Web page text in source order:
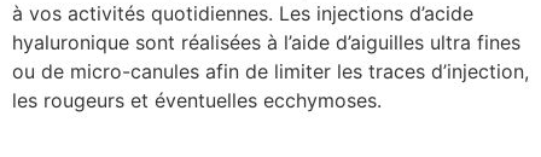
à vos activités quotidiennes. Les injections d’acide
hyaluronique sont réalisées à l’aide d’aiguilles ultra fines
ou de micro-canules afin de limiter les traces d’injection,
les rougeurs et éventuelles ecchymoses.